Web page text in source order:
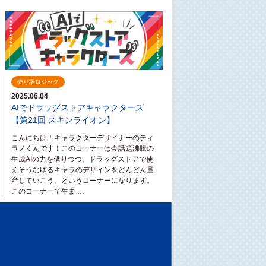
売り場ロジック
2025.06.04
AIでドラッグストアキャラクターズ
【第21回 スキンライオン】
こんにちは！キャラクターデザイナーのティ
ラノくんです！このコーナーは今話題沸騰の
生成AIの力を借りつつ、ドラッグストアで使
えそうなゆるキャラのデザインをどんどん量
産していこう、というコーナーになります。
このコーナーで生ま …